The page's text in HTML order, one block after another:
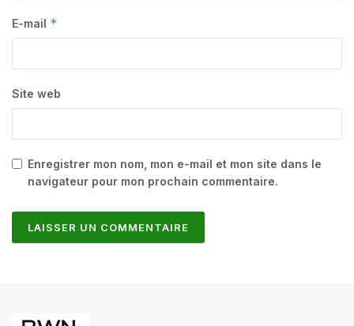
E-mail *
Site web
Enregistrer mon nom, mon e-mail et mon site dans le
navigateur pour mon prochain commentaire.